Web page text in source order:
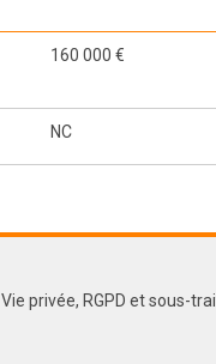
160 000 €
NC
Vie privée, RGPD et sous-